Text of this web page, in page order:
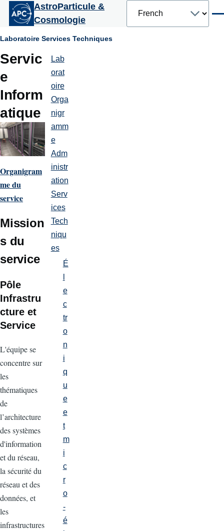
Aller au contenu principal
AstroParticule &
Cosmologie
your
Fil
d'Ariane
Laboratoire Services Techniques
Servic
e
Inform
atique
Organigram
me du
service
Mission
s du
service
Pôle
Infrastru
cture et
Service
L'équipe se
concentre sur
les
thématiques
de
l’architecture
des systèmes
d'information
et du réseau,
la sécurité du
réseau et des
données, et
les
infrastructures
Laboratoire
Lab
orat
oire
Orga
nigr
amm
e
Adm
inistr
ation
Serv
ices
Tech
niqu
es
É
e
c
tr
o
n
i
q
u
e
e
t
m
i
c
r
o
-
é